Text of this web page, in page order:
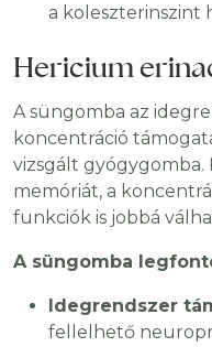
a koleszterinszint
Hericium
A süngomba az
koncentráció
vizsgált
memóriát, a
funkciók is jobbá
A süngomba
Idegrendszer
fellelhető